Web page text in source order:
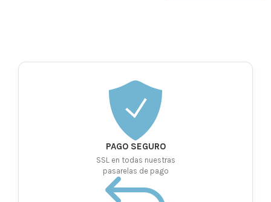
PAGO SEGURO
SSL en todas nuestras
pasarelas de pago